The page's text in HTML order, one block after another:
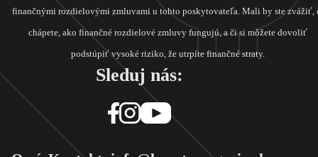
finančnými rozdielovými zmluvami u tohto poskytovateľa. Mali by ste zvážiť,
chápete, ako finančné rozdielové zmluvy fungujú, a či si môžete dovoliť
podstúpiť vysoké riziko, že utrpíte finančné straty.
Sleduj nás: